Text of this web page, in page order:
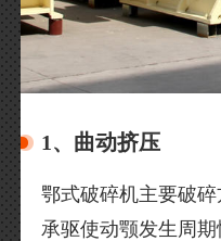
1、曲动挤压
鄂式破碎机主要破
承驱使动颚发生周